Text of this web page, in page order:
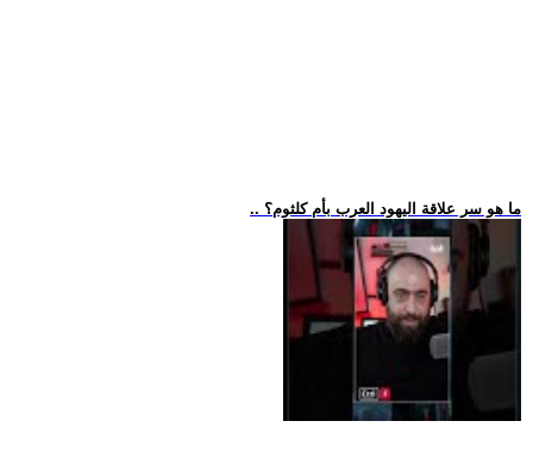
.. ما هو سر علاقة اليهود العرب بأم كلثوم؟